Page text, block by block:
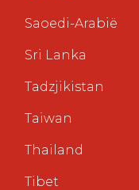
Saoedi-Arabië
Sri Lanka
Tadzjikistan
Taiwan
Thailand
Tibet